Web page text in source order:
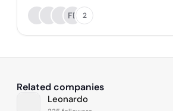
FB 2
Related companies
Leonardo